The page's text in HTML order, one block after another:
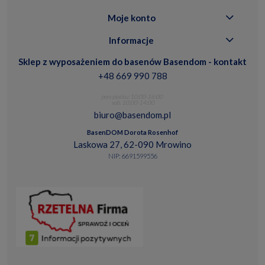
Moje konto
Informacje
Sklep z wyposażeniem do basenów Basendom - kontakt
+48 669 990 788
biuro@basendom.pl
BasenDOM Dorota Rosenhof
Laskowa 27, 62-090 Mrowino
NIP: 6691599556